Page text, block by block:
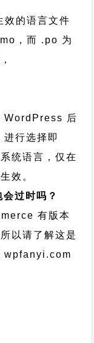
的语言文件
，而 .po 为
WordPress 后
行选择即
统语言，仅在
效。
过时吗？
有版本
以请了解这是
wpfanyi.com